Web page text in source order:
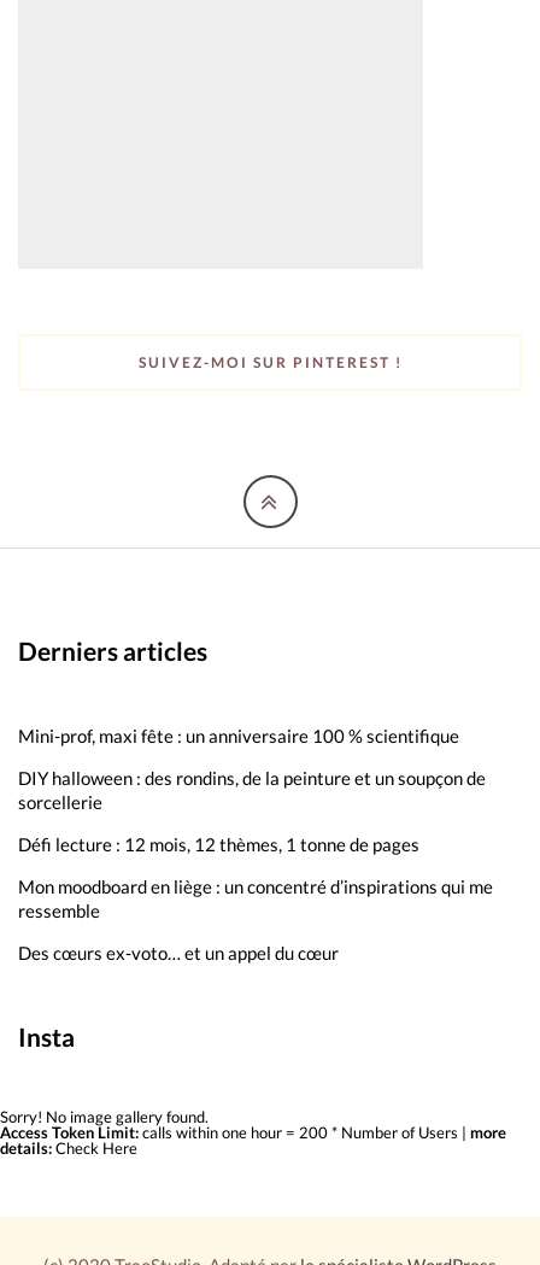
SUIVEZ-MOI SUR PINTEREST !
Derniers articles
Mini-prof, maxi fête : un anniversaire 100 % scientifique
DIY halloween : des rondins, de la peinture et un soupçon de
sorcellerie
Défi lecture : 12 mois, 12 thèmes, 1 tonne de pages
Mon moodboard en liège : un concentré d’inspirations qui me
ressemble
Des cœurs ex-voto… et un appel du cœur
Insta
Sorry! No image gallery found.
Access Token Limit:calls within one hour = 200 * Number of Users | more
details:Check Here